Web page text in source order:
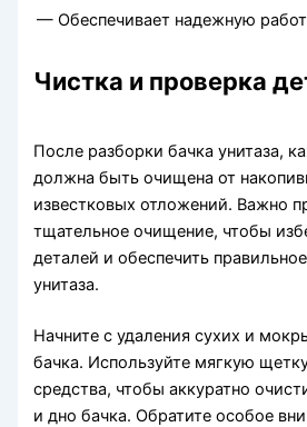
— Обеспечивает надежную
Чистка и проверка
После разборки бачка унитаза,
должна быть очищена от
известковых отложений. Важно
тщательное очищение, чтобы
деталей и обеспечить
унитаза.
Начните с удаления сухих и
бачка. Используйте мягкую
средства, чтобы аккуратно
и дно бачка. Обратите особое